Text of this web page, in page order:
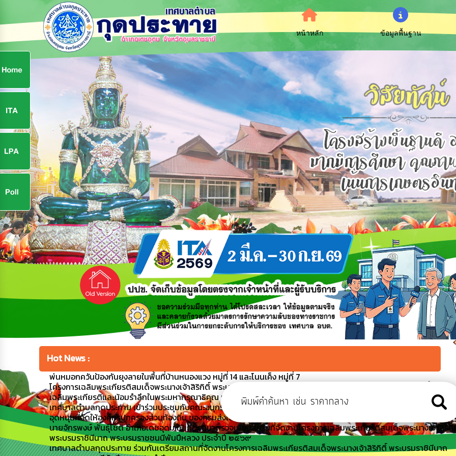
หน้าหลัก ข้อมูลพื้นฐาน
Hot News :
พ่นหมอกควันป้องกันยุงลายในพื้นที่บ้านหนองแวง หมู่ที่ 14 และโนนเค็ง หมู่ที่ 7
โครงการเฉลิมพระเกียรติสมเด็จพระนางเจ้าสิริกิติ์ พระบรมราชินีนาถ พระบรมราชชนนีพันปีหลวง พิธีปล่อยพันธุ์สัตว์น้ำ
เฉลิมพระเกียรติและน้อมรำลึกในพระมหากรุณาธิคุณ เนื่องในโอกาสวันคล้ายวันพระราชสมภพฯ
เทศบาลตำบลกุดประทาย เข้าร่วมประชุมกับคณะอนุกรรมาธิการท้องถิ่น เทศบาลนคร เทศบาลเมือง เทศบาลตำบล และเงิน
อุดหนุนที่จัดให้องค์กรปกครองส่วนท้องถิ่น ของกรมส่งเสริมการปกครองส่วนท้องถิ่น
นายจักรพงษ์ พันธุ์โชติ อำเภอเดชอุดม ให้เกียรติมาตรวจเยี่ยมสถานที่จัดงานโครงการเฉลิมพระเกียรติสมเด็จพระนางเจ้าสิริ
พระบรมราชินีนาถ พระบรมราชชนนีพันปีหลวง ประจำปี ๒๕๖๙
เทศบาลตำบลกุดประทาย ร่วมกันเตรียมสถานที่จัดงานโครงการเฉลิมพระเกียรติสมเด็จพระนางเจ้าสิริกิติ์ พระบรมราชินีนาถ